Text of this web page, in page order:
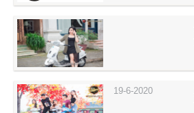
19-6-2020